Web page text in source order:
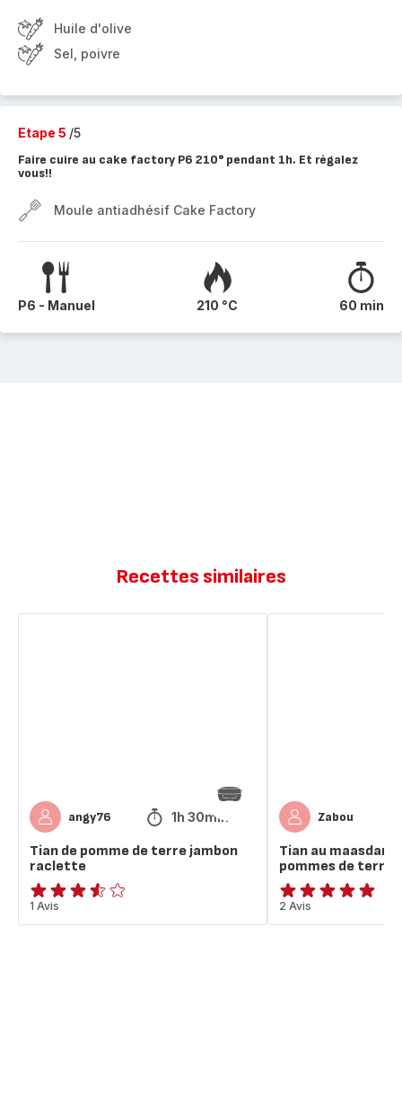
Huile d'olive
Sel, poivre
Etape 5 /5
Faire cuire au cake factory P6 210° pendant 1h. Et régalez
vous!!
Moule antiadhésif Cake Factory
P6 - Manuel 210 °C 60 min
Recettes similaires
angy76 1h 30min
Tian de pomme de terre jambon
raclette
ratings.3.5
1 Avis
Zabou
Tian au
pommes de terre
Avis
5
2 Avis